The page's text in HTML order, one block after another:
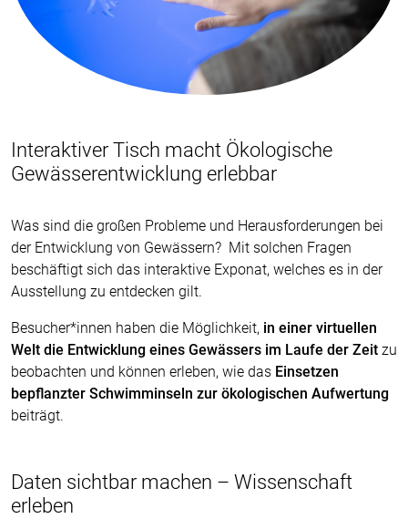
Interaktiver Tisch macht Ökologische
Gewässerentwicklung erlebbar
Was sind die großen Probleme und Herausforderungen bei
der Entwicklung von Gewässern? Mit solchen Fragen
beschäftigt sich das interaktive Exponat, welches es in der
Ausstellung zu entdecken gilt.
Besucher*innen haben die Möglichkeit, in einer virtuellen
Welt die Entwicklung eines Gewässers im Laufe der Zeit zu
beobachten und können erleben, wie das Einsetzen
bepflanzter Schwimminseln zur ökologischen Aufwertung
beiträgt.
Daten sichtbar machen – Wissenschaft
erleben